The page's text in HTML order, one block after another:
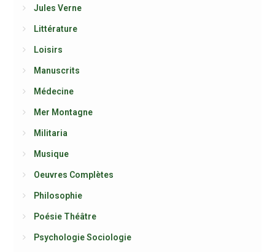
Jules Verne
Littérature
Loisirs
Manuscrits
Médecine
Mer Montagne
Militaria
Musique
Oeuvres Complètes
Philosophie
Poésie Théâtre
Psychologie Sociologie